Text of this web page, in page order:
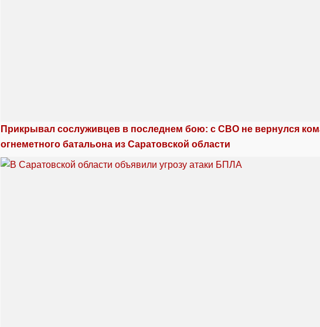
Прикрывал сослуживцев в последнем бою: с СВО не вернулся
огнеметного батальона из Саратовской области